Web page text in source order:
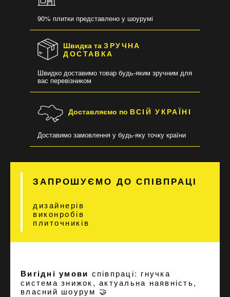
90% плитки представлено у шоурумі
Швидка таЗРУЧНА
ДОСТАВКА
Швидко доставимо товар будь-яким зручним для
вас перевізником
Доставляємо по ВСІЙ УКРАЇНІ
Доставимо замовлення у будь-яку точку країни
ЗАПРОШУЄМО ДО СПІВПРАЦІ
дизайнерів
виконробів
плиточників
Вигідні умови співпраці: гнучка
система знижок, актуальна наявність,
власний шоурум 🤝